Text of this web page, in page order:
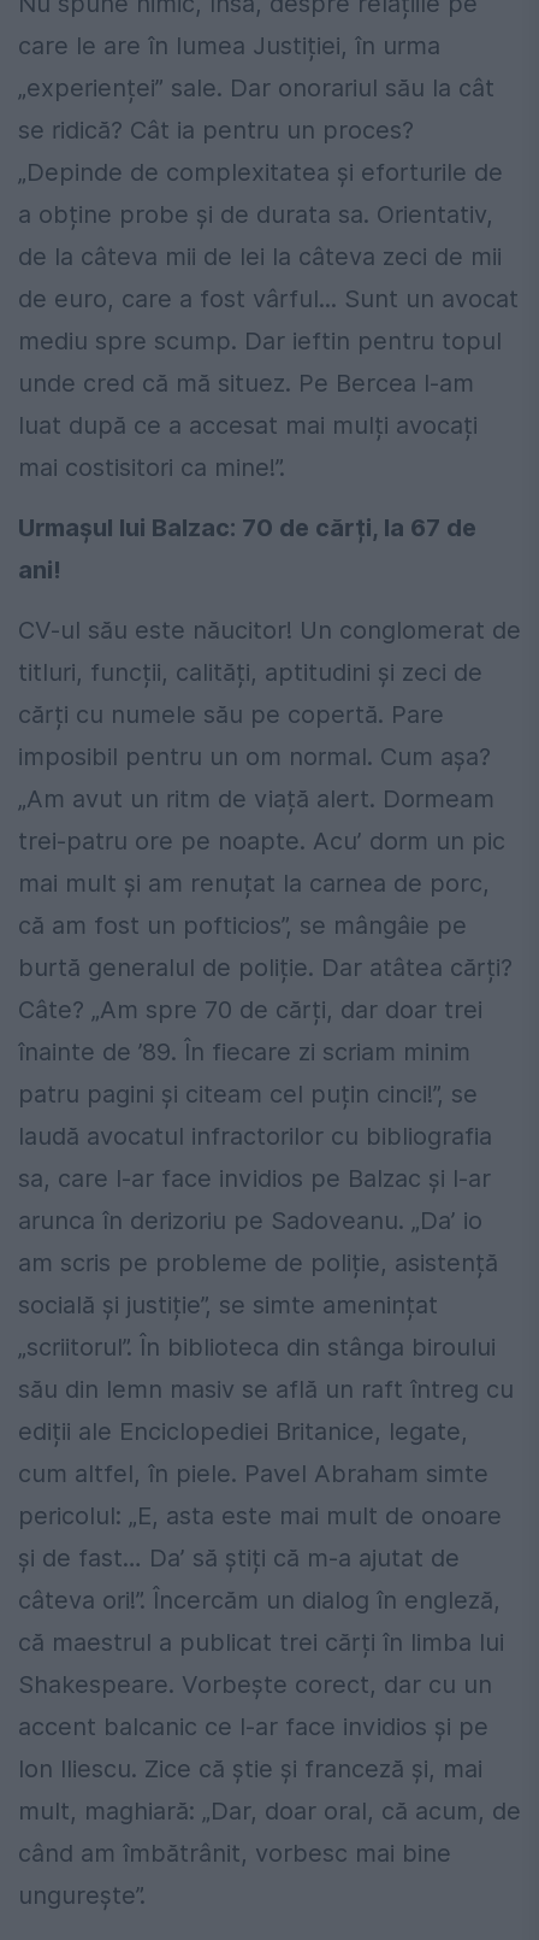
care le are în lumea Justiției, în urma
„experienței” sale. Dar onorariul său la cât
se ridică? Cât ia pentru un proces?
„Depinde de complexitatea și eforturile de
a obține probe și de durata sa. Orientativ,
de la câteva mii de lei la câteva zeci de mii
de euro, care a fost vârful... Sunt un avocat
mediu spre scump. Dar ieftin pentru topul
unde cred că mă situez. Pe Bercea l-am
luat după ce a accesat mai mulți avocați
mai costisitori ca mine!”.
Urmașul lui Balzac: 70 de cărți, la 67 de
ani!
CV-ul său este năucitor! Un conglomerat de
titluri, funcții, calități, aptitudini și zeci de
cărți cu numele său pe copertă. Pare
imposibil pentru un om normal. Cum așa?
„Am avut un ritm de viață alert. Dormeam
trei-patru ore pe noapte. Acu’ dorm un pic
mai mult și am renuțat la carnea de porc,
că am fost un pofticios”, se mângâie pe
burtă generalul de poliție. Dar atâtea cărți?
Câte? „Am spre 70 de cărți, dar doar trei
înainte de ’89. În fiecare zi scriam minim
patru pagini și citeam cel puțin cinci!”, se
laudă avocatul infractorilor cu bibliografia
sa, care l-ar face invidios pe Balzac și l-ar
arunca în derizoriu pe Sadoveanu. „Da’ io
am scris pe probleme de poliție, asistență
socială și justiție”, se simte amenințat
„scriitorul”. În biblioteca din stânga biroului
său din lemn masiv se află un raft întreg cu
ediții ale Enciclopediei Britanice, legate,
cum altfel, în piele. Pavel Abraham simte
pericolul: „E, asta este mai mult de onoare
și de fast… Da’ să știți că m-a ajutat de
câteva ori!”. Încercăm un dialog în engleză,
că maestrul a publicat trei cărți în limba lui
Shakespeare. Vorbește corect, dar cu un
accent balcanic ce l-ar face invidios și pe
Ion Iliescu. Zice că știe și franceză și, mai
mult, maghiară: „Dar, doar oral, că acum, de
când am îmbătrânit, vorbesc mai bine
ungurește”.